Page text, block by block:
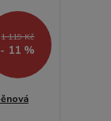
1 119 Kč
- 11 %